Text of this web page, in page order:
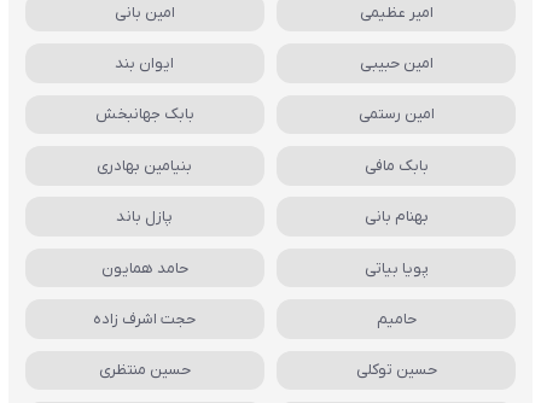
امیر عظیمی امین بانی
امین حبیبی ایوان بند
امین رستمی بابک جهانبخش
بابک مافی بنیامین بهادری
بهنام بانی پازل باند
پویا بیاتی حامد همایون
حامیم حجت اشرف زاده
حسین توکلی حسین منتظری